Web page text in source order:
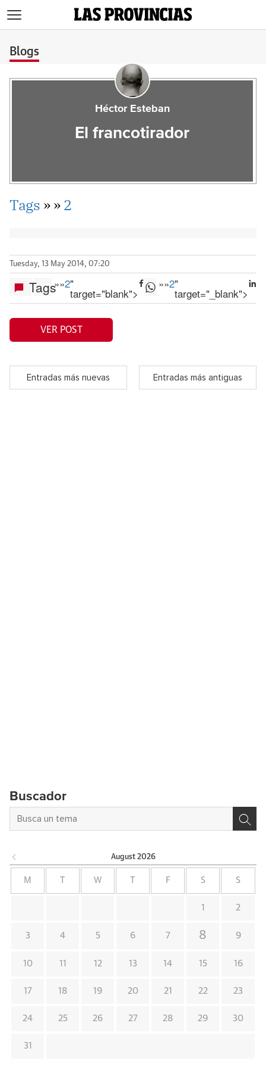
Blogs
Héctor Esteban
El francotirador
Tags »»2
Tuesday, 13 May 2014, 07:20
Tags»»2"
target="blank">
»»2"
target="_blank">
VER POST
Entradas más nuevas Entradas más antiguas
Buscador
August 2026
M W F S S
1 2
3 4 5 6 7 8 9
10 11 12 13 14 15 16
17 18 19 20 21 22 23
24 25 26 27 28 29 30
31